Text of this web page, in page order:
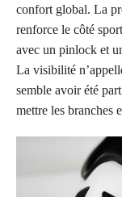
confort global. La
renforce le côté
avec un pinlock et
La visibilité
semble avoir été
mettre les branches